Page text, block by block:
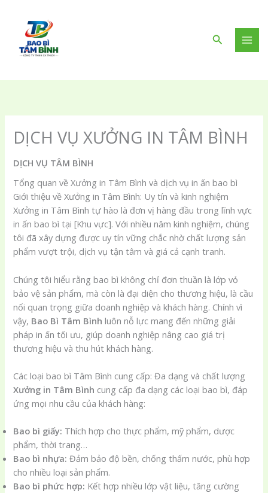
dung
Tìm
kiếm
DỊCH VỤ XƯỞNG IN TÂM BÌNH
DỊCH VỤ TÂM BÌNH
Tổng quan về Xưởng in Tâm Bình và dịch vụ in ấn bao bì
Giới thiệu về Xưởng in Tâm Bình: Uy tín và kinh nghiệm
Xưởng in Tâm Bình tự hào là đơn vị hàng đầu trong lĩnh vực
in ấn bao bì tại [Khu vực]. Với nhiều năm kinh nghiệm, chúng
tôi đã xây dựng được uy tín vững chắc nhờ chất lượng sản
phẩm vượt trội, dịch vụ tận tâm và giá cả cạnh tranh.
Chúng tôi hiểu rằng bao bì không chỉ đơn thuần là lớp vỏ
bảo vệ sản phẩm, mà còn là đại diện cho thương hiệu, là cầu
nối quan trọng giữa doanh nghiệp và khách hàng. Chính vì
vậy, Bao Bì Tâm Bình luôn nỗ lực mang đến những giải
pháp in ấn tối ưu, giúp doanh nghiệp nâng cao giá trị
thương hiệu và thu hút khách hàng.
Các loại bao bì Tâm Bình cung cấp: Đa dạng và chất lượng
Xưởng in Tâm Bình cung cấp đa dạng các loại bao bì, đáp
ứng mọi nhu cầu của khách hàng:
Bao bì giấy: Thích hợp cho thực phẩm, mỹ phẩm, dược
phẩm, thời trang…
Bao bì nhựa: Đảm bảo độ bền, chống thấm nước, phù hợp
cho nhiều loại sản phẩm.
Bao bì phức hợp: Kết hợp nhiều lớp vật liệu, tăng cường